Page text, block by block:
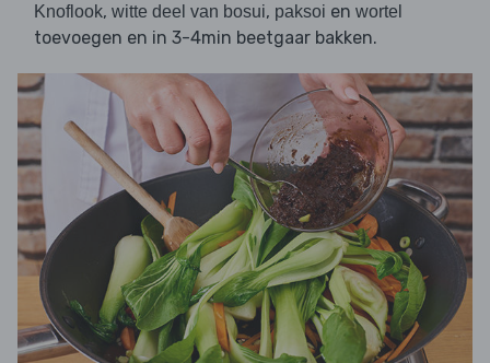
Knoflook, witte deel van bosui, paksoi en wortel
toevoegen en in 3-4min beetgaar bakken.